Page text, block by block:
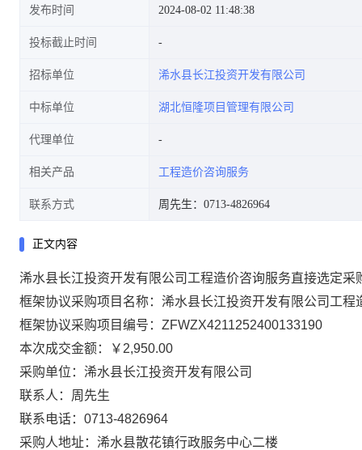
发布时间 2024-08-02 11:48:38
投标截止时间
招标单位 浠水县长江投资开发有限公司
中标单位 湖北恒隆项目管理有限公司
代理单位
相关产品 工程造价咨询服务
联系方式 周先生：0713-4826964
正文内容
浠水县长江投资开发有限公司工程造价咨询服务直接选定采
框架协议采购项目名称：浠水县长江投资开发有限公司工程
框架协议采购项目编号：ZFWZX4211252400133190
本次成交金额：
￥2,950.00
采购单位：浠水县长江投资开发有限公司
联系人：周先生
联系电话：0713-4826964
采购人地址：浠水县散花镇行政服务中心二楼